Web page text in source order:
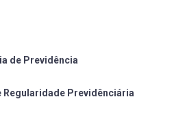
de Previdência
Regularidade Previdênciária